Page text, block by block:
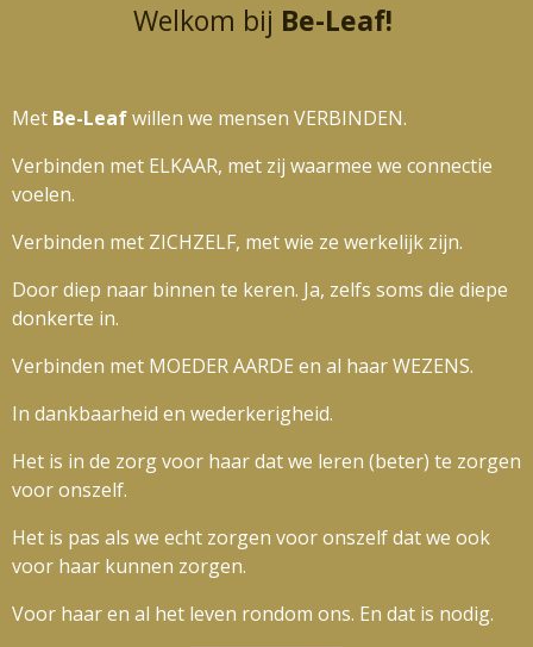
Welkom bij Be-Leaf!
Met Be-Leafwillen we mensen VERBINDEN.
Verbinden met ELKAAR, met zij waarmee we connectie
voelen.
Verbinden met ZICHZELF, met wie ze werkelijk zijn.
Door diep naar binnen te keren. Ja, zelfs soms die diepe
donkerte in.
Verbinden met MOEDER AARDE en al haar WEZENS.
In dankbaarheid en wederkerigheid.
Het is in de zorg voor haar dat we leren (beter) te zorgen
voor onszelf.
Het is pas als we echt zorgen voor onszelf dat we ook
voor haar kunnen zorgen.
Voor haar en al het leven rondom ons. En dat is nodig.